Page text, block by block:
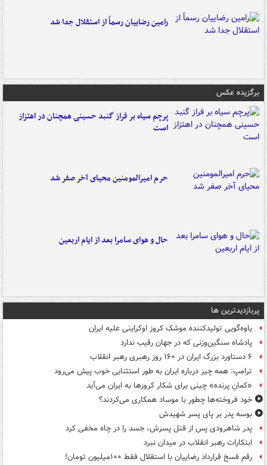
رامین رضاییان رسماً از استقلال جدا شد
برگزیده عکس
پرچم سیاه بر فراز گنبد حسینی همچنان در اهتزاز
است
حرم امیرالمومنین محیای آخر صفر شد
حال و هوای سامرا بعد از ایام اربعین
پربازدیدترین ها
یاوه‌گویی تولیدکننده موشک کروز اوکراینی علیه ایران
پادشاه سنگین‌وزنی که در جهان رقیب ندارد
۶ دستاورد بزرگ ایران در ۱۶۰ روز رهبری رهبر انقلاب
ترامپ: همه چیز درباره ایران به طور استثنایی خوب پیش می‌رود
«کمانِ پرنده» چینی برای شکار کروزها به ایران می‌آید
خود فروخته‌ها چطور با موساد همکاری می‌کردند؟
بوسه‌ پدر بر پای پسر شهیدش
پدر شاهرودی پس از قتل پسرش، جسد را در چاه مخفی کرد
ابتکارات رهبر انقلاب در میدان نبرد
رقم فسخ قرارداد رضاییان با استقلال فقط ۱۰۰میلیون تومان!